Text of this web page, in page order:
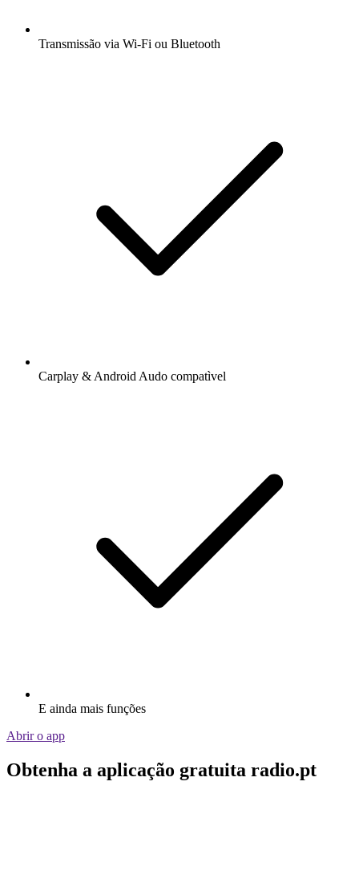
Transmissão via Wi-Fi ou Bluetooth
Carplay & Android Audo compatìvel
E ainda mais funções
Abrir o app
Obtenha a aplicação gratuita radio.pt